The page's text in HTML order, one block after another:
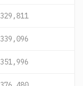
329,811
339,096
351,996